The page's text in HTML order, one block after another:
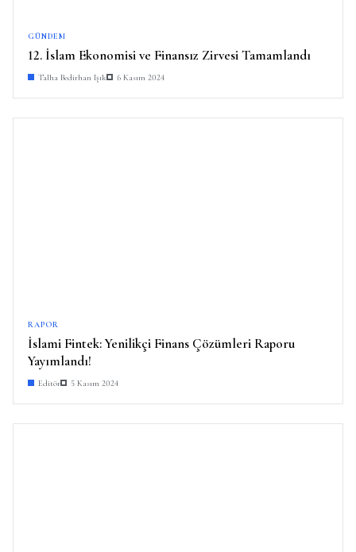
GÜNDEM
12. İslam Ekonomisi ve Finansız Zirvesi Tamamlandı
Talha Bedirhan Işık 6 Kasım 2024
RAPOR
İslami Fintek: Yenilikçi Finans Çözümleri Raporu
Yayımlandı!
Editör 5 Kasım 2024